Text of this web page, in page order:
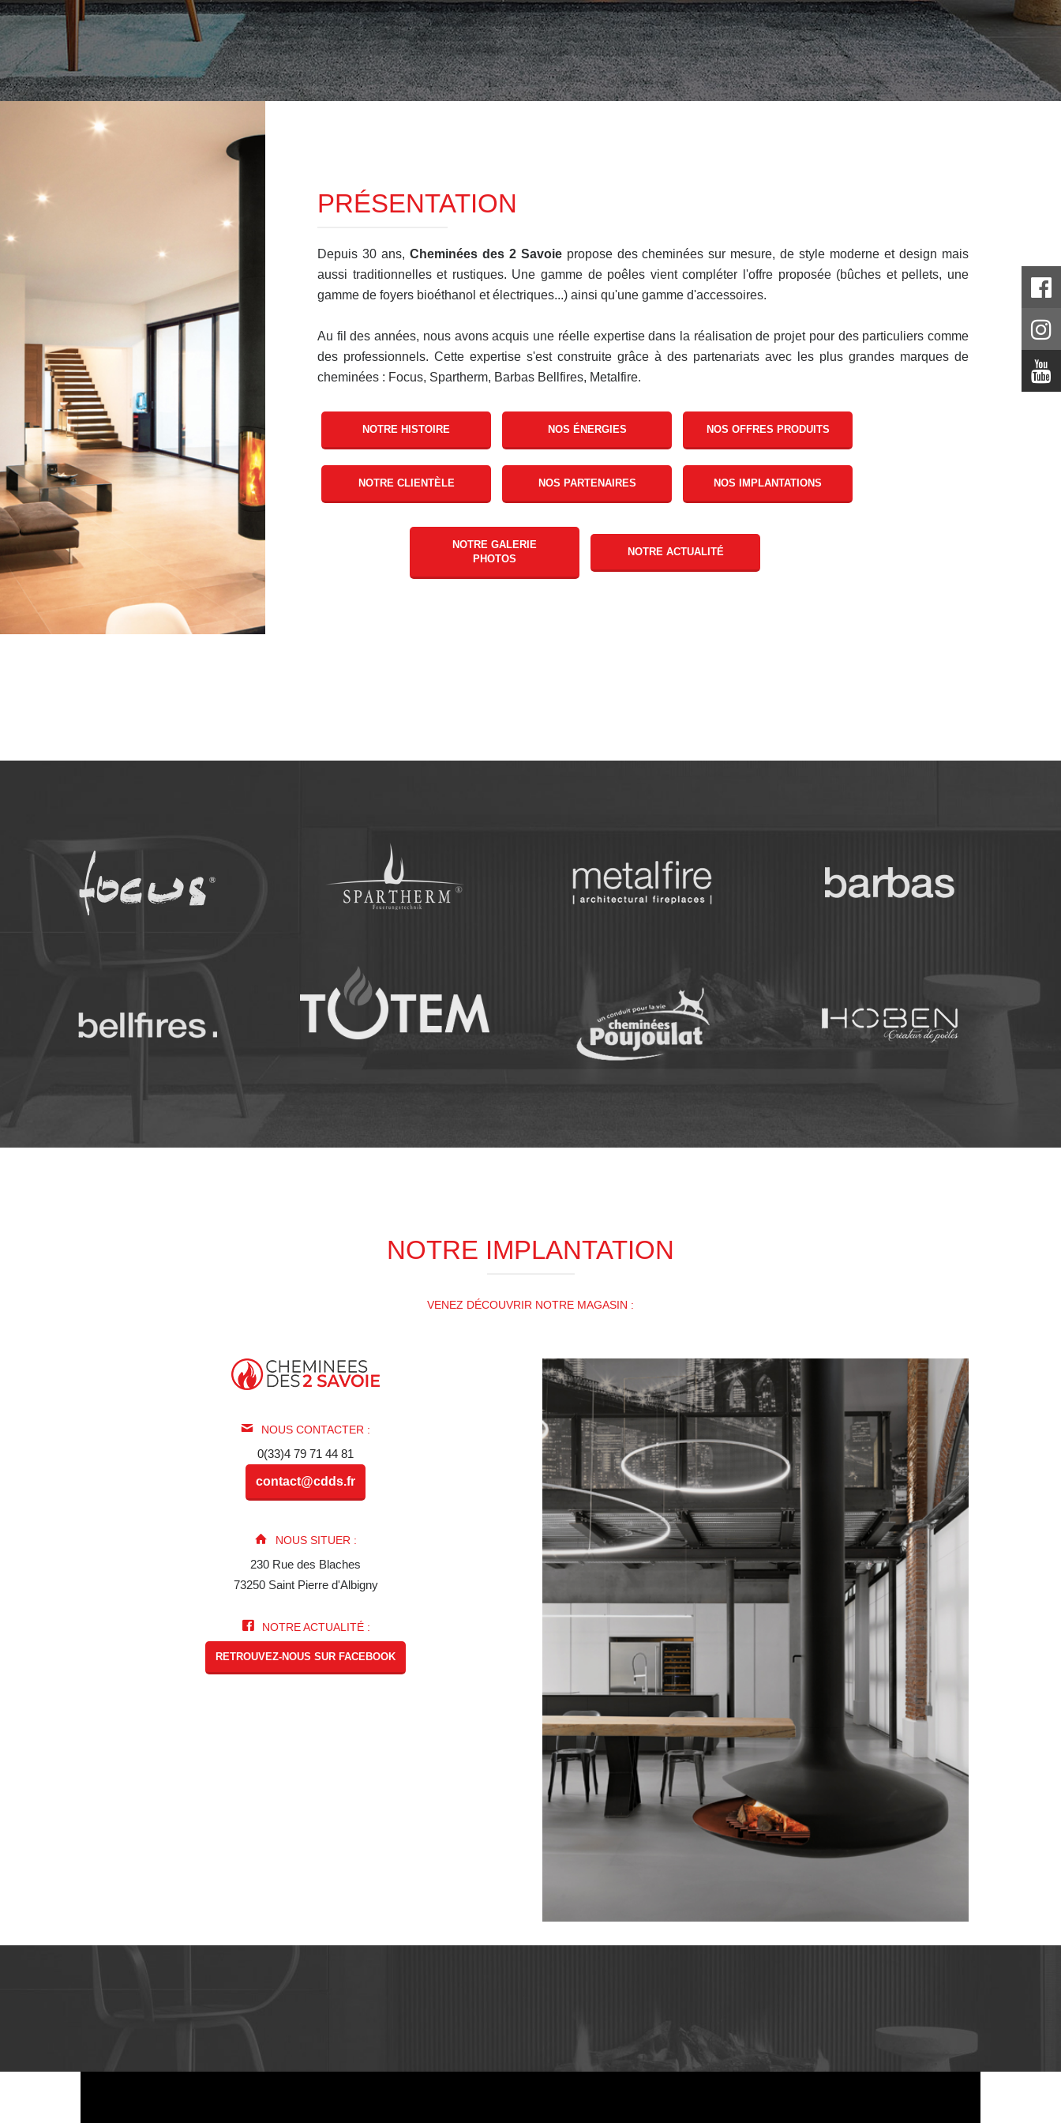
PRÉSENTATION
Depuis 30 ans, Cheminées des 2 Savoiepropose des cheminées sur mesure, de style moderne et design mais
aussi traditionnelles et rustiques. Une gamme de poêles vient compléter l'offre proposée (bûches et pellets, une
gamme de foyers bioéthanol et électriques...) ainsi qu'une gamme d'accessoires.
Au fil des années, nous avons acquis une réelle expertise dans la réalisation de projet pour des particuliers comme
des professionnels. Cette expertise s'est construite grâce à des partenariats avec les plus grandes marques de
cheminées : Focus, Spartherm, Barbas Bellfires, Metalfire.
NOTRE HISTOIRE NOS ÉNERGIES NOS OFFRES PRODUITS
NOTRE CLIENTÈLE NOS PARTENAIRES NOS IMPLANTATIONS
NOTRE GALERIE
PHOTOS
NOTRE ACTUALITÉ
NOTRE IMPLANTATION
VENEZ DÉCOUVRIR NOTRE MAGASIN :
NOUS CONTACTER :
0(33)4 79 71 44 81
contact@cdds.fr
NOUS SITUER :
230 Rue des Blaches
73250 Saint Pierre d'Albigny
NOTRE ACTUALITÉ :
RETROUVEZ-NOUS SUR FACEBOOK